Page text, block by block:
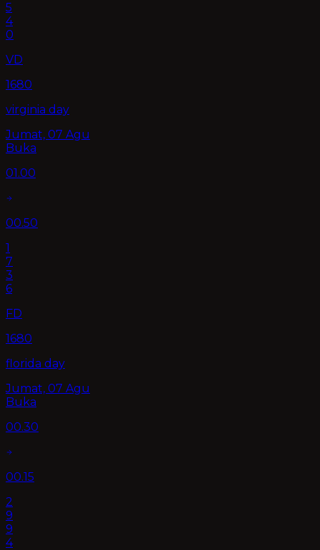
5
4
0
VD
1680
virginia day
Jumat, 07 Agu
Buka
01.00
00.50
1
7
3
6
FD
1680
florida day
Jumat, 07 Agu
Buka
00.30
00.15
2
9
9
4